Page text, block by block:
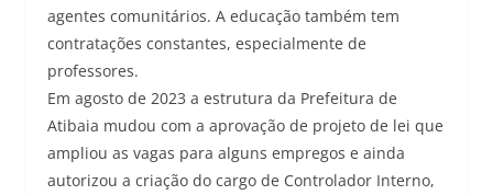
agentes comunitários. A educação também tem
contratações constantes, especialmente de
professores.
Em agosto de 2023 a estrutura da Prefeitura de
Atibaia mudou com a aprovação de projeto de lei que
ampliou as vagas para alguns empregos e ainda
autorizou a criação do cargo de Controlador Interno,